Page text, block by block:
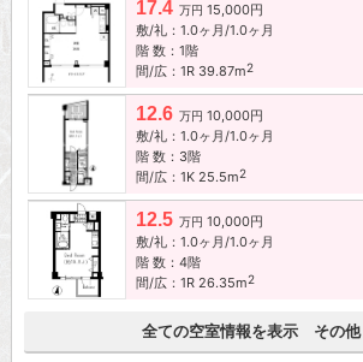
17.4 万円 15,000円
敷/礼：1.0ヶ月/1.0ヶ月
階 数：1階
間/広：1R 39.87m2
12.6 万円 10,000円
敷/礼：1.0ヶ月/1.0ヶ月
階 数：3階
間/広：1K 25.5m2
12.5 万円 10,000円
敷/礼：1.0ヶ月/1.0ヶ月
階 数：4階
間/広：1R 26.35m2
全ての空室情報を表示 その他